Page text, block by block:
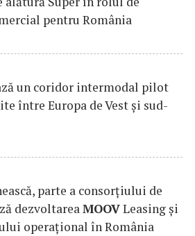
pentru România
un coridor intermodal pilot
între Europa de Vest și sud-
parte a consorțiului de
dezvoltareaMOOVLeasing și
operațional în România